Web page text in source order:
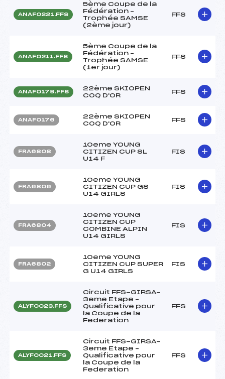
ANAF0221.FFS
5ème Coupe de la
Fédération –
Trophée SAMSE
(2ème jour)
FFS
ANAF0211.FFS
5ème Coupe de la
Fédération –
Trophée SAMSE
(1er jour)
FFS
ANAF0179.FFS
22ème SKIOPEN
COQ D'OR
FFS
ANAF0176
22ème SKIOPEN
COQ D'OR
FFS
FRA6808
10eme YOUNG
CITIZEN CUP SL
U14 F
FIS
FRA6806
10eme YOUNG
CITIZEN CUP GS
U14 GIRLS
FIS
FRA6804
10eme YOUNG
CITIZEN CUP
COMBINE ALPIN
U14 GIRLS
FIS
FRA6802
10eme YOUNG
CITIZEN CUP SUPER
G U14 GIRLS
FIS
ALYF0023.FFS
Circuit FFS-GIRSA-
3eme Etape –
Qualificative pour
la Coupe de la
Federation
FFS
ALYF0021.FFS
Circuit FFS-GIRSA-
3eme Etape –
Qualificative pour
la Coupe de la
Federation
FFS